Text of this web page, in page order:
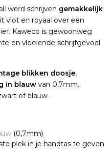
werd schrijven gemakkelijk
vlot en royaal over een
Kaweco is gewoonweg
en vloeiende schrijfgevoel
blikken doosje,
in blauw van 0,7mm.
of blauw .
(0,7mm)
plek in je handtas te geven